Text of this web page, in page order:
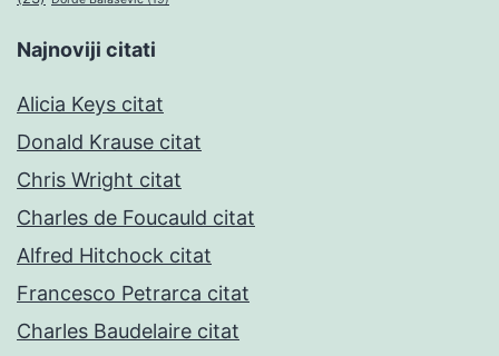
Najnoviji citati
Alicia Keys citat
Donald Krause citat
Chris Wright citat
Charles de Foucauld citat
Alfred Hitchock citat
Francesco Petrarca citat
Charles Baudelaire citat